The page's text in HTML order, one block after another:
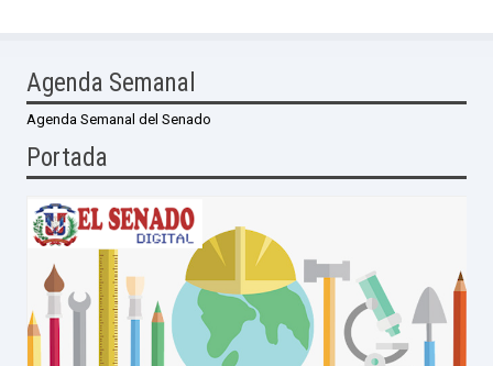
Agenda Semanal
Agenda Semanal del Senado
Portada